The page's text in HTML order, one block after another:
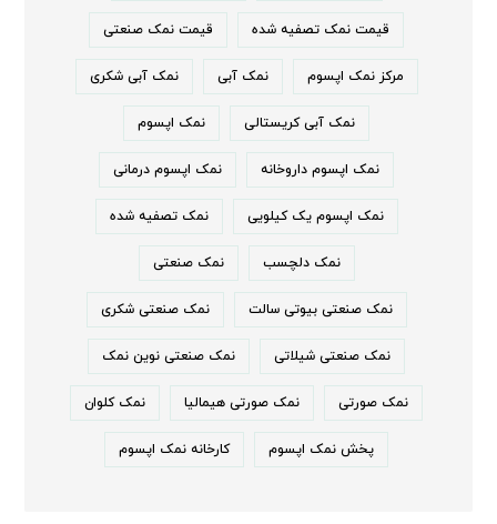
قیمت نمک تصفیه شده قیمت نمک صنعتی
مرکز نمک اپسوم نمک آبی نمک آبی شکری
نمک آبی کریستالی نمک اپسوم
نمک اپسوم داروخانه نمک اپسوم درمانی
نمک اپسوم یک کیلویی نمک تصفیه شده
نمک دلچسب نمک صنعتی
نمک صنعتی بیوتی سالت نمک صنعتی شکری
نمک صنعتی شیلاتی نمک صنعتی نوین نمک
نمک صورتی نمک صورتی هیمالیا نمک کلوان
پخش نمک اپسوم کارخانه نمک اپسوم